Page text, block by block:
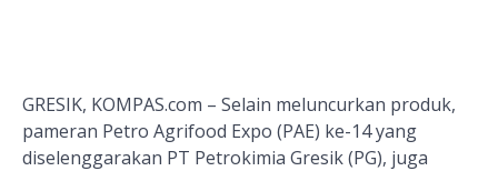
GRESIK, KOMPAS.com – Selain meluncurkan produk,
pameran Petro Agrifood Expo (PAE) ke-14 yang
diselenggarakan PT Petrokimia Gresik (PG), juga